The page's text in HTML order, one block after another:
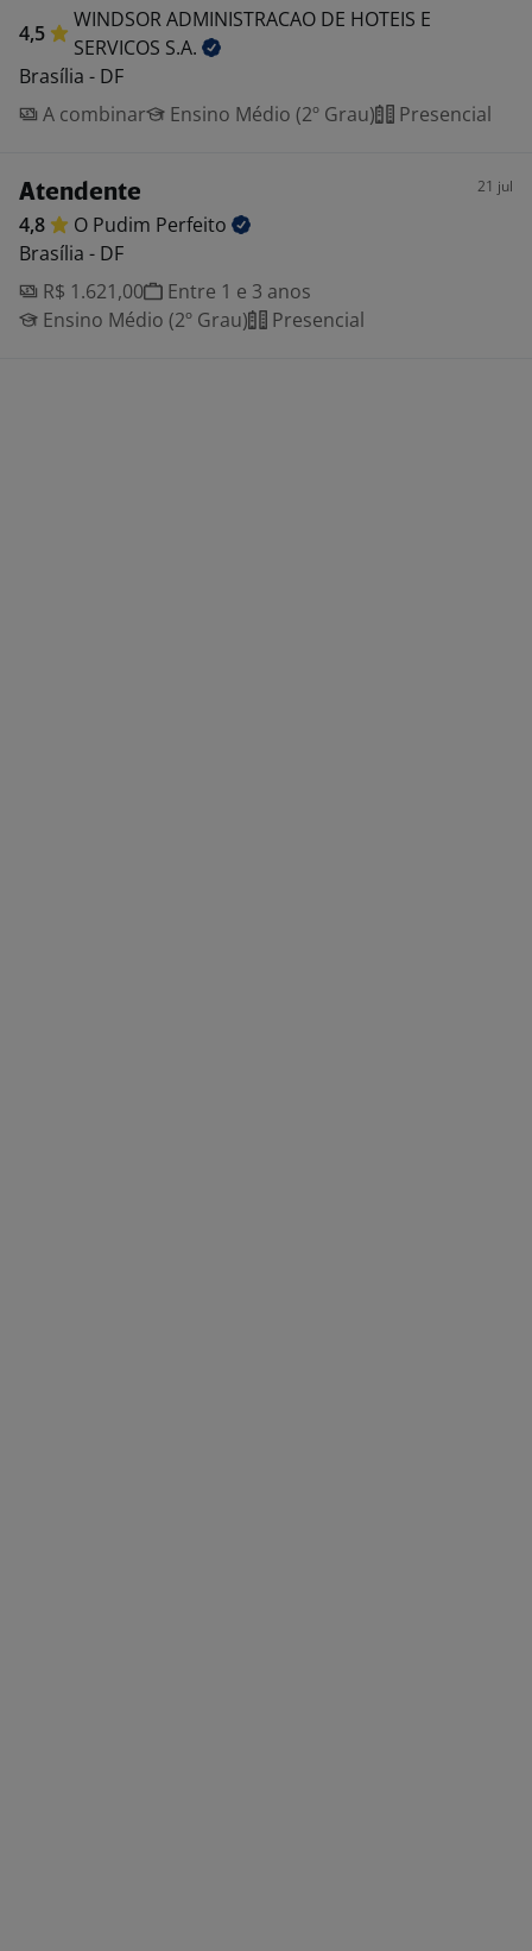
4,5
WINDSOR ADMINISTRACAO DE HOTEIS E
SERVICOS S.A.
Brasília - DF
A combinar
Ensino Médio (2º Grau) Presencial
Atendente 21 jul
4,8 O Pudim Perfeito
Brasília - DF
R$ 1.621,00
Entre 1 e 3 anos
Ensino Médio (2º Grau)
Presencial